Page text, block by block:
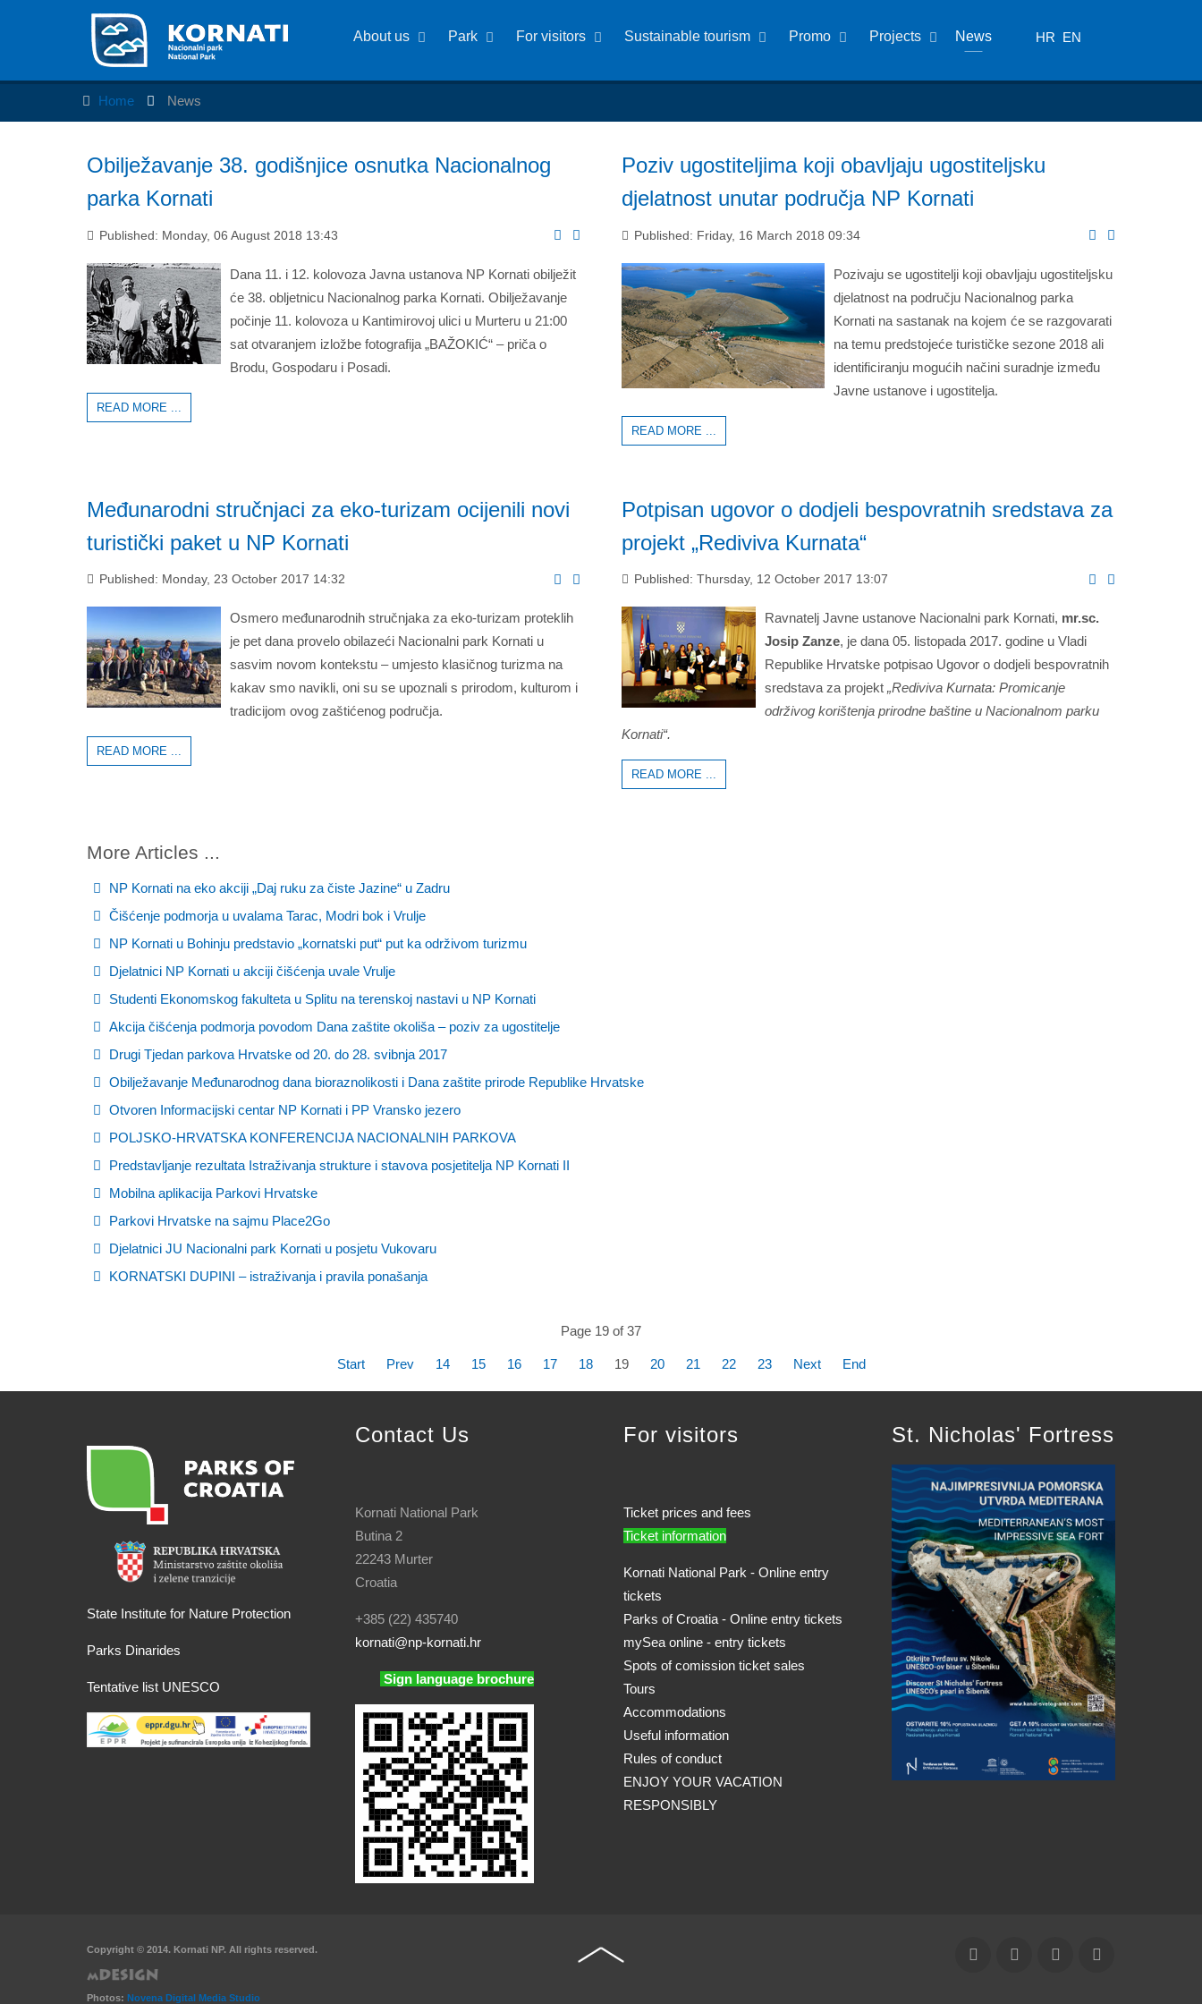
About us Park For visitors Sustainable tourism Promo Projects News HR EN
Home News
Obilježavanje 38. godišnjice osnutka Nacionalnog
parka Kornati
Published: Monday, 06 August 2018 13:43
Dana 11. i 12. kolovoza Javna ustanova NP Kornati obilježit
će 38. obljetnicu Nacionalnog parka Kornati. Obilježavanje
počinje 11. kolovoza u Kantimirovoj ulici u Murteru u 21:00
sat otvaranjem izložbe fotografija „BAŽOKIĆ“ – priča o
Brodu, Gospodaru i Posadi.
READ MORE ...
Poziv ugostiteljima koji obavljaju ugostiteljsku
djelatnost unutar područja NP Kornati
Published: Friday, 16 March 2018 09:34
Pozivaju se ugostitelji koji obavljaju ugostiteljsku
djelatnost na području Nacionalnog parka
Kornati na sastanak na kojem će se razgovarati
na temu predstojeće turističke sezone 2018 ali
identificiranju mogućih načini suradnje između
Javne ustanove i ugostitelja.
READ MORE ...
Međunarodni stručnjaci za eko-turizam ocijenili novi
turistički paket u NP Kornati
Published: Monday, 23 October 2017 14:32
Osmero međunarodnih stručnjaka za eko-turizam proteklih
je pet dana provelo obilazeći Nacionalni park Kornati u
sasvim novom kontekstu – umjesto klasičnog turizma na
kakav smo navikli, oni su se upoznali s prirodom, kulturom i
tradicijom ovog zaštićenog područja.
READ MORE ...
Potpisan ugovor o dodjeli bespovratnih sredstava za
projekt „Rediviva Kurnata“
Published: Thursday, 12 October 2017 13:07
Ravnatelj Javne ustanove Nacionalni park Kornati, mr.sc.
Josip Zanze, je dana 05. listopada 2017. godine u Vladi
Republike Hrvatske potpisao Ugovor o dodjeli bespovratnih
sredstava za projekt „Rediviva Kurnata: Promicanje
održivog korištenja prirodne baštine u Nacionalnom parku
Kornati“.
READ MORE ...
More Articles ...
NP Kornati na eko akciji „Daj ruku za čiste Jazine“ u Zadru
Čišćenje podmorja u uvalama Tarac, Modri bok i Vrulje
NP Kornati u Bohinju predstavio „kornatski put“ put ka održivom turizmu
Djelatnici NP Kornati u akciji čišćenja uvale Vrulje
Studenti Ekonomskog fakulteta u Splitu na terenskoj nastavi u NP Kornati
Akcija čišćenja podmorja povodom Dana zaštite okoliša – poziv za ugostitelje
Drugi Tjedan parkova Hrvatske od 20. do 28. svibnja 2017
Obilježavanje Međunarodnog dana bioraznolikosti i Dana zaštite prirode Republike Hrvatske
Otvoren Informacijski centar NP Kornati i PP Vransko jezero
POLJSKO-HRVATSKA KONFERENCIJA NACIONALNIH PARKOVA
Predstavljanje rezultata Istraživanja strukture i stavova posjetitelja NP Kornati II
Mobilna aplikacija Parkovi Hrvatske
Parkovi Hrvatske na sajmu Place2Go
Djelatnici JU Nacionalni park Kornati u posjetu Vukovaru
KORNATSKI DUPINI – istraživanja i pravila ponašanja
Page 19 of 37
Start Prev 14 15 16 17 18 19 20 21 22 23 Next End
State Institute for Nature Protection
Parks Dinarides
Tentative list UNESCO
Contact Us
Kornati National Park
Butina 2
22243 Murter
Croatia
+385 (22) 435740
kornati@np-kornati.hr
Sign language brochure
For visitors
Ticket prices and fees
Ticket information
Kornati National Park - Online entry
tickets
Parks of Croatia - Online entry tickets
mySea online - entry tickets
Spots of comission ticket sales
Tours
Accommodations
Useful information
Rules of conduct
ENJOY YOUR VACATION
RESPONSIBLY
St. Nicholas' Fortress
Copyright © 2014. Kornati NP. All rights reserved.
Photos: Novena Digital Media Studio